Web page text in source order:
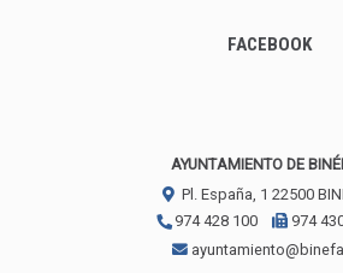
FACEBOOK
AYUNTAMIENTO DE
Pl. España, 1 22500
974 428 100
974